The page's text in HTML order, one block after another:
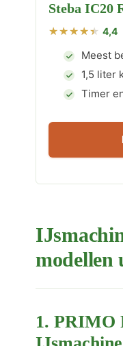
Steba IC20
4,4
Meest
1,5 liter
Timer
modellen
1. PRIMO